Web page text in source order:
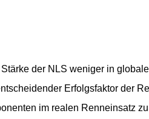
der NLS weniger in
Erfolgsfaktor der
im realen Renneinsatz